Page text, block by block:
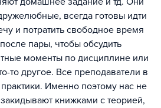
всегда готовы идти
и потратить свободное время
пары, чтобы обсудить
моменты по дисциплине или
то другое. Все преподаватели в
Именно поэтому нас не
книжками с теорией,